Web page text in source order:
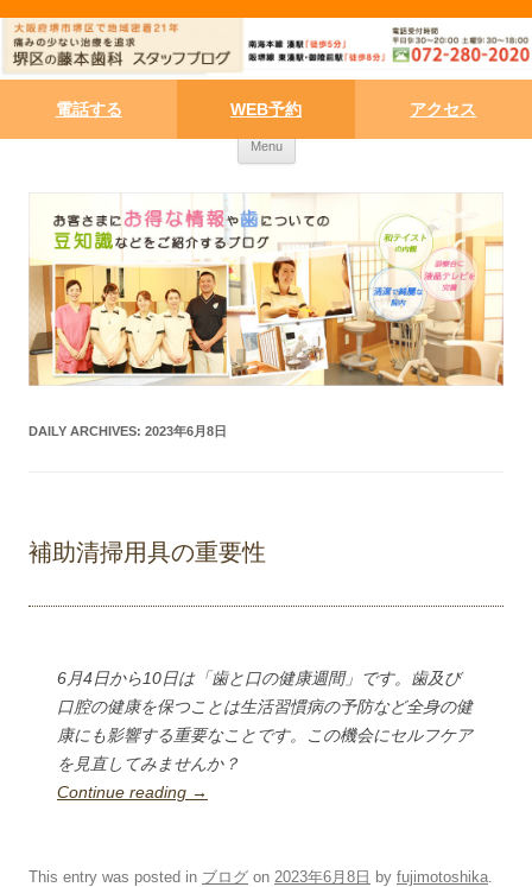
電話する WEB予約 アクセス
Menu Skip to content
DAILY ARCHIVES: 2023年6月8日
補助清掃用具の重要性
6月4日から10日は「歯と口の健康週間」です。歯及び
口腔の健康を保つことは生活習慣病の予防など全身の健
康にも影響する重要なことです。この機会にセルフケア
を見直してみませんか？
Continue reading →
This entry was posted in ブログ on 2023年6月8日 by fujimotoshika